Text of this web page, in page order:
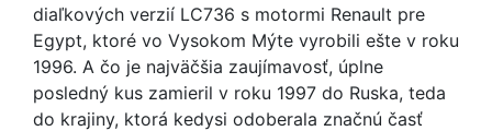
diaľkových verzií LC736 s motormi Renault pre
Egypt, ktoré vo Vysokom Mýte vyrobili ešte v roku
1996. A čo je najväčšia zaujímavosť, úplne
posledný kus zamieril v roku 1997 do Ruska, teda
do krajiny, ktorá kedysi odoberala značnú časť